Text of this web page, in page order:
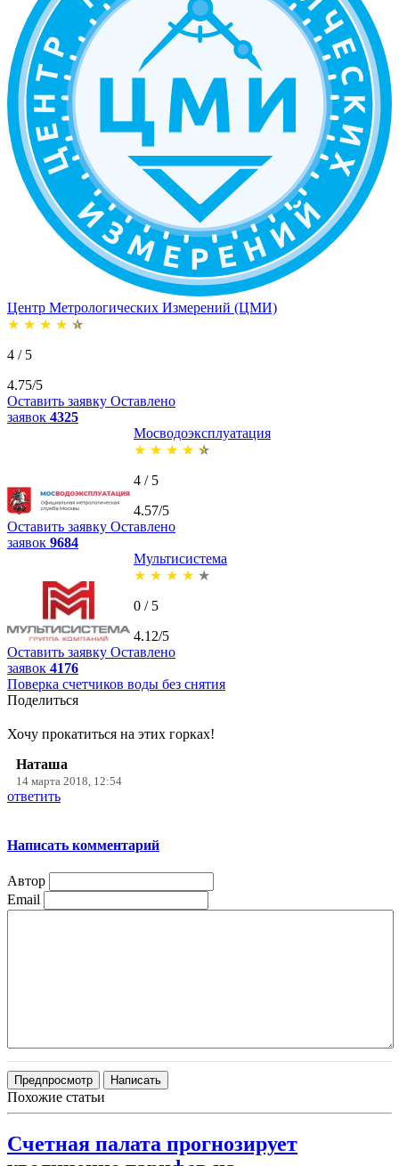
Центр Метрологических Измерений (ЦМИ)
★ ★ ★ ★ ★
4 / 5
4.75/5
Оставить заявку Оставлено
заявок 4325
Мосводоэксплуатация
★ ★ ★ ★ ★
4 / 5
4.57/5
Оставить заявку Оставлено
заявок 9684
Мультисистема
★ ★ ★ ★ ★
0 / 5
4.12/5
Оставить заявку Оставлено
заявок 4176
Поверка счетчиков воды без снятия
Поделиться
Хочу прокатиться на этих горках!
Наташа
14 марта 2018, 12:54
ответить
Написать комментарий
Автор
Email
Похожие статьи
Счетная палата прогнозирует